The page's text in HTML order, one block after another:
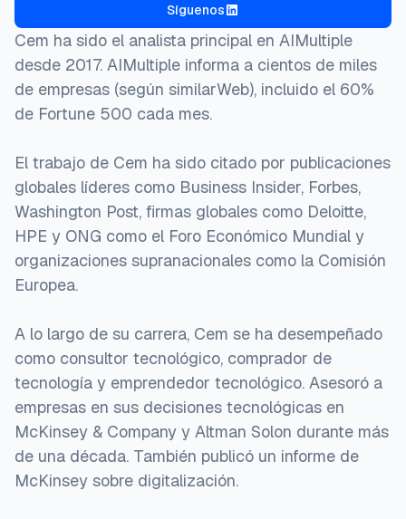
Síguenos
Cem ha sido el analista principal en AIMultiple
desde 2017. AIMultiple informa a cientos de miles
de empresas (según similarWeb), incluido el 60%
de Fortune 500 cada mes.
El trabajo de Cem ha sido citado por publicaciones
globales líderes como Business Insider, Forbes,
Washington Post, firmas globales como Deloitte,
HPE y ONG como el Foro Económico Mundial y
organizaciones supranacionales como la Comisión
Europea.
A lo largo de su carrera, Cem se ha desempeñado
como consultor tecnológico, comprador de
tecnología y emprendedor tecnológico. Asesoró a
empresas en sus decisiones tecnológicas en
McKinsey & Company y Altman Solon durante más
de una década. También publicó un informe de
McKinsey sobre digitalización.